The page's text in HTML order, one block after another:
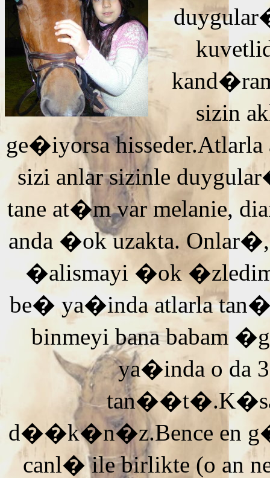
sizin
ge�iyorsa
sizi anlar sizinle
tane at�m var melanie,
anda �ok uzakta.
�alismayi �ok
be� ya�inda atlarla
binmeyi bana babam
ya�inda o da
d��k�n�z.Bence en
canl� ile birlikte (o an